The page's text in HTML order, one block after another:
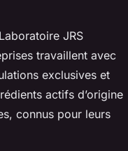
JRS
travaillent avec
exclusives et
actifs d’origine
connus pour leurs